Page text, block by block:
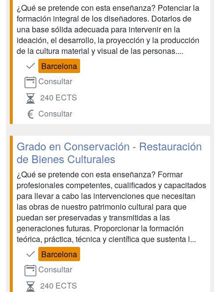
¿Qué se pretende con esta enseñanza? Potenciar la
formación integral de los diseñadores. Dotarlos de
una base sólida adecuada para intervenir en la
ideación, el desarrollo, la proyección y la producción
de la cultura material y visual de las personas....
Barcelona
Consultar
240 ECTS
Consultar
Grado en Conservación - Restauración
de Bienes Culturales
¿Qué se pretende con esta enseñanza? Formar
profesionales competentes, cualificados y capacitados
para llevar a cabo las intervenciones que necesitan
las obras de nuestro patrimonio cultural para que
puedan ser preservadas y transmitidas a las
generaciones futuras. Proporcionar la formación
teórica, práctica, técnica y científica que sustenta l...
Barcelona
Consultar
240 ECTS